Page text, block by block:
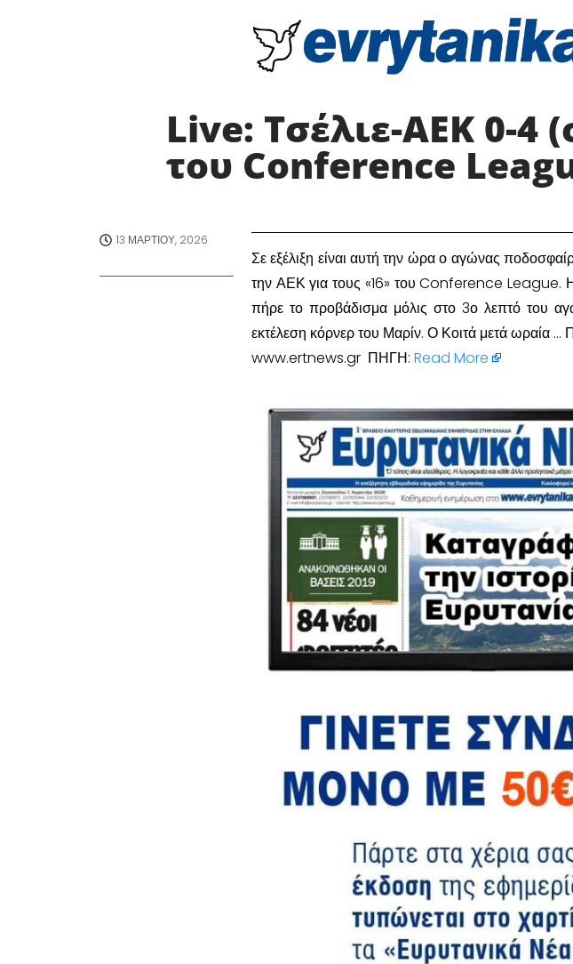
Live: Τσέλιε-ΑΕΚ 0-4
του Conference
13 ΜΑΡΤΊΟΥ, 2026
​Σε εξέλιξη είναι αυτή την ώρα ο αγώνας
την ΑΕΚ για τους «16» του Conference
πήρε το προβάδισμα μόλις στο 3ο λεπτό του
εκτέλεση κόρνερ του Μαρίν. Ο Κοιτά μετά ωραία …
www.ertnews.gr ΠΗΓΗ: Read More